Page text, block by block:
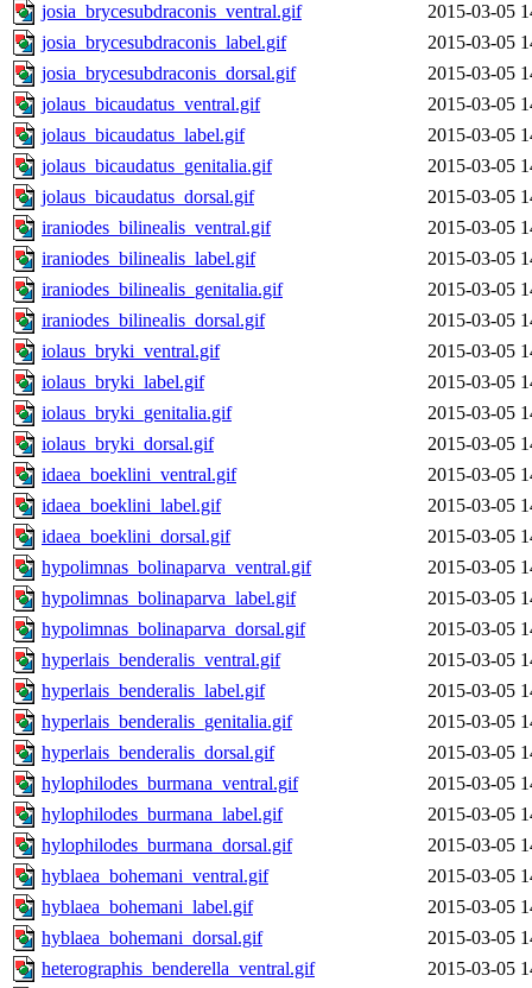
josia_brycesubdraconis_ventral.gif
2015-03-05
josia_brycesubdraconis_label.gif
2015-03-05
josia_brycesubdraconis_dorsal.gif
2015-03-05
jolaus_bicaudatus_ventral.gif
2015-03-05
jolaus_bicaudatus_label.gif
2015-03-05
jolaus_bicaudatus_genitalia.gif
2015-03-05
jolaus_bicaudatus_dorsal.gif
2015-03-05
iraniodes_bilinealis_ventral.gif
2015-03-05
iraniodes_bilinealis_label.gif
2015-03-05
iraniodes_bilinealis_genitalia.gif
2015-03-05
iraniodes_bilinealis_dorsal.gif
2015-03-05
iolaus_bryki_ventral.gif
2015-03-05
iolaus_bryki_label.gif
2015-03-05
iolaus_bryki_genitalia.gif
2015-03-05
iolaus_bryki_dorsal.gif
2015-03-05
idaea_boeklini_ventral.gif
2015-03-05
idaea_boeklini_label.gif
2015-03-05
idaea_boeklini_dorsal.gif
2015-03-05
hypolimnas_bolinaparva_ventral.gif
2015-03-05
hypolimnas_bolinaparva_label.gif
2015-03-05
hypolimnas_bolinaparva_dorsal.gif
2015-03-05
hyperlais_benderalis_ventral.gif
2015-03-05
hyperlais_benderalis_label.gif
2015-03-05
hyperlais_benderalis_genitalia.gif
2015-03-05
hyperlais_benderalis_dorsal.gif
2015-03-05
hylophilodes_burmana_ventral.gif
2015-03-05
hylophilodes_burmana_label.gif
2015-03-05
hylophilodes_burmana_dorsal.gif
2015-03-05
hyblaea_bohemani_ventral.gif
2015-03-05
hyblaea_bohemani_label.gif
2015-03-05
hyblaea_bohemani_dorsal.gif
2015-03-05
heterographis_benderella_ventral.gif
2015-03-05